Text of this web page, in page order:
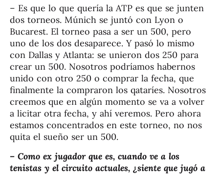
– Es que lo que quería la ATP es que se junten
dos torneos. Múnich se juntó con Lyon o
Bucarest. El torneo pasa a ser un 500, pero
uno de los dos desaparece. Y pasó lo mismo
con Dallas y Atlanta: se unieron dos 250 para
crear un 500. Nosotros podríamos habernos
unido con otro 250 o comprar la fecha, que
finalmente la compraron los qataríes. Nosotros
creemos que en algún momento se va a volver
a licitar otra fecha, y ahí veremos. Pero ahora
estamos concentrados en este torneo, no nos
quita el sueño ser un 500.
– Como ex jugador que es, cuando ve a los
tenistas y el circuito actuales, ¿siente que jugó a